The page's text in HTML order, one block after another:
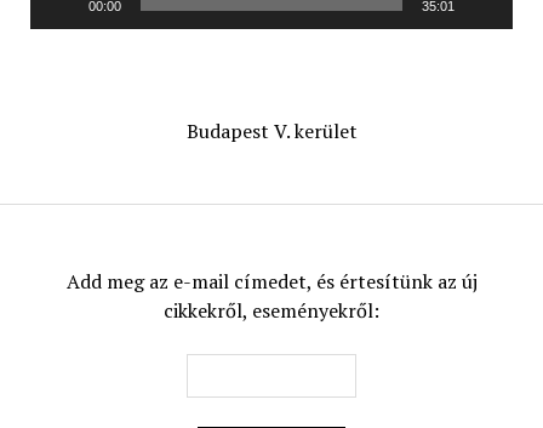
00:00 35:01
Budapest V. kerület
Add meg az e-mail címedet, és értesítünk az új
cikkekről, eseményekről: